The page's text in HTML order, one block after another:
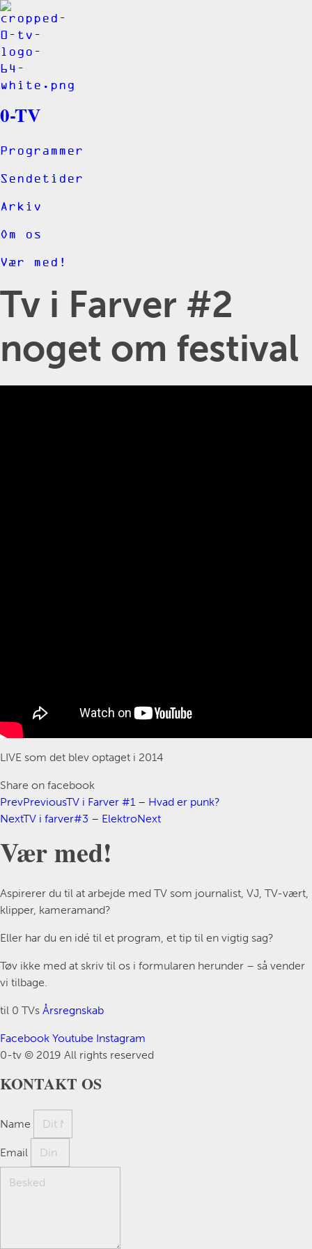
0-TV
Programmer
Sendetider
Arkiv
Om os
Vær med!
Tv i Farver #2
noget om festival
LIVE som det blev optaget i 2014
Share on facebook
PrevPreviousTV i Farver #1 – Hvad er punk?
NextTV i farver#3 – ElektroNext
Vær med!
Aspirerer du til at arbejde med TV som journalist, VJ, TV-vært,
klipper, kameramand?
Eller har du en idé til et program, et tip til en vigtig sag?
Tøv ikke med at skriv til os i formularen herunder – så vender
vi tilbage.
til 0 TVs Årsregnskab
Facebook Youtube Instagram
0-tv © 2019 All rights reserved​
KONTAKT OS
Name
Email